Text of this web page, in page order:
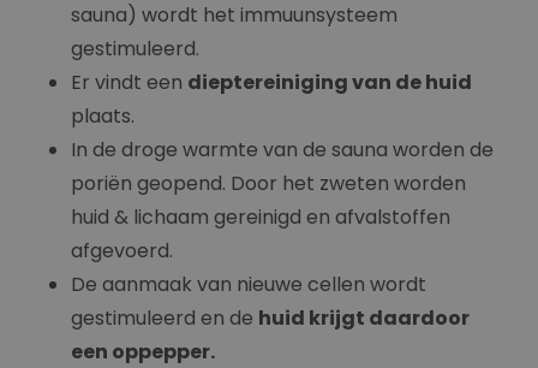
sauna) wordt het immuunsysteem
gestimuleerd.
Er vindt een dieptereiniging van de huid
plaats.
In de droge warmte van de sauna worden de
poriën geopend. Door het zweten worden
huid & lichaam gereinigd en afvalstoffen
afgevoerd.
De aanmaak van nieuwe cellen wordt
gestimuleerd en de huid krijgt daardoor
een oppepper.